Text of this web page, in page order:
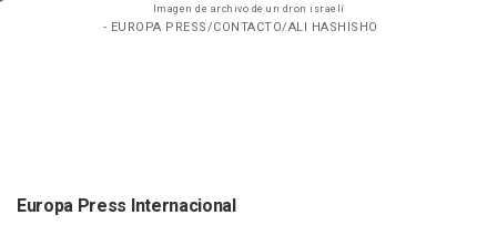
Imagen de archivo de un dron israelí
- EUROPA PRESS/CONTACTO/ALI HASHISHO
Europa Press Internacional